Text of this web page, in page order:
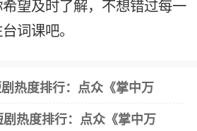
望及时了解，不想错过每一
词课吧。
热度排行：点众《掌中万
一热度排行：点众《掌中万